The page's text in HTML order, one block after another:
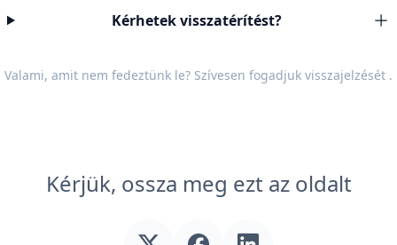
Kérhetek visszatérítést?
Valami, amit nem fedeztünk le? Szívesen fogadjuk visszajelzését .
Kérjük, ossza meg ezt az oldalt